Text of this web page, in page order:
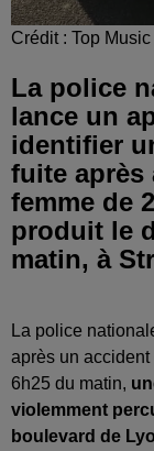
Crédit : Top Music
La police
lance un
identifier
fuite après
femme de
produit le
matin, à
La police
après un
6h25 du matin,
violemment
boulevard de